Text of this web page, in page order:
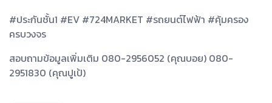
#ประกันชั้น1 #EV #724MARKET #รถยนต์ไฟฟ้า #คุ้มครอง
ครบวงจร
สอบถามข้อมูลเพิ่มเติม 080-2956052 (คุณบอย) 080-
2951830 (คุณปูเป้)